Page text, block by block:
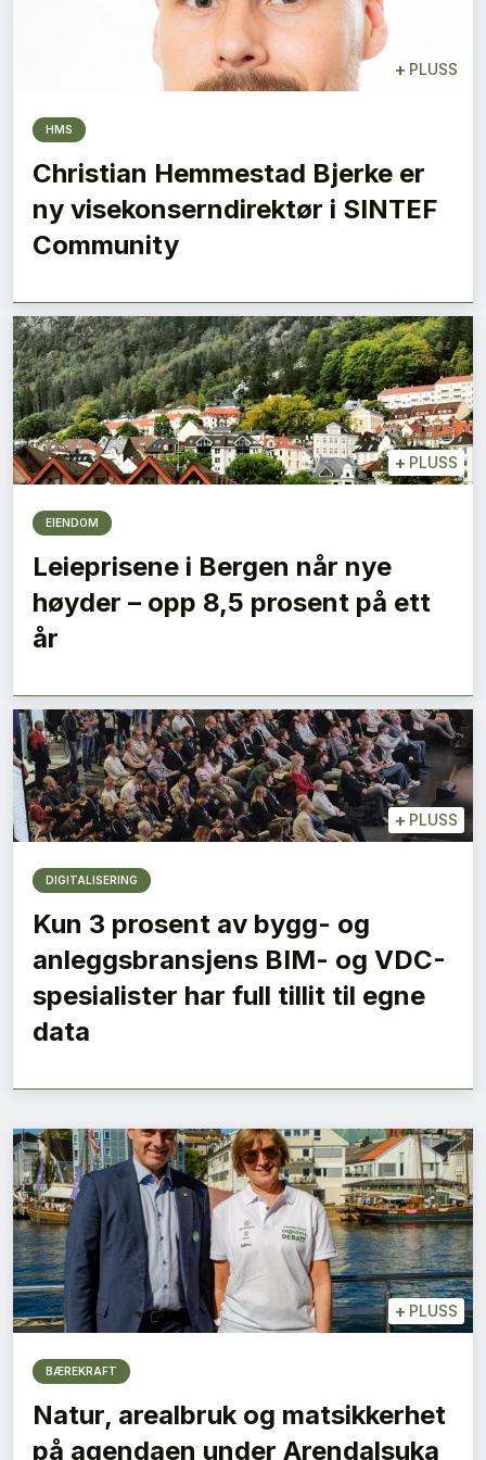
+ PLUSS
HMS
Christian Hemmestad Bjerke er
ny visekonserndirektør i SINTEF
Community
+ PLUSS
EIENDOM
Leieprisene i Bergen når nye
høyder – opp 8,5 prosent på ett
år
+ PLUSS
DIGITALISERING
Kun 3 prosent av bygg- og
anleggsbransjens BIM- og VDC-
spesialister har full tillit til egne
data
+ PLUSS
BÆREKRAFT
Natur, arealbruk og matsikkerhet
på agendaen under Arendalsuka